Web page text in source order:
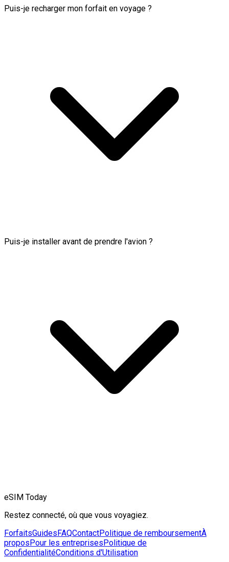
Puis-je recharger mon forfait en voyage ?
Puis-je installer avant de prendre l'avion ?
eSIM Today
Restez connecté, où que vous voyagiez.
ForfaitsGuides FAQContactPolitique de remboursementÀ
propos Pour les entreprises Politique de
ConfidentialitéConditions d'Utilisation